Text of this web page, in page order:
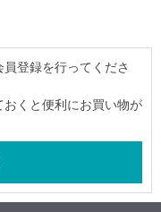
登録を行ってくださ
おくと便利にお買い物が